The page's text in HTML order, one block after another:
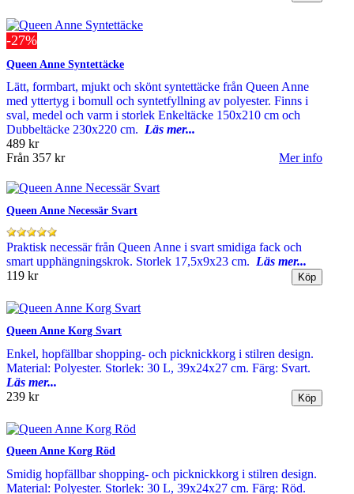
-27%
Queen Anne Syntettäcke
Lätt, formbart, mjukt och skönt syntettäcke från Queen Anne
med yttertyg i bomull och syntetfyllning av polyester. Finns i
sval, medel och varm i storlek Enkeltäcke 150x210 cm och
Dubbeltäcke 230x220 cm. Läs mer...
489 kr
Från 357 kr Mer info
Queen Anne Necessär Svart
Praktisk necessär från Queen Anne i svart smidiga fack och
smart upphängningskrok. Storlek 17,5x9x23 cm. Läs mer...
119 kr
Queen Anne Korg Svart
Enkel, hopfällbar shopping- och picknickkorg i stilren design.
Material: Polyester. Storlek: 30 L, 39x24x27 cm. Färg: Svart.
Läs mer...
239 kr
Queen Anne Korg Röd
Smidig hopfällbar shopping- och picknickkorg i stilren design.
Material: Polyester. Storlek: 30 L, 39x24x27 cm. Färg: Röd.